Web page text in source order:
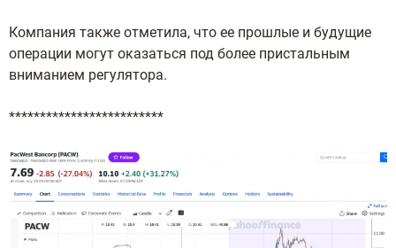
Компания также отметила, что ее прошлые и будущие
операции могут оказаться под более пристальным
вниманием регулятора.
*************************